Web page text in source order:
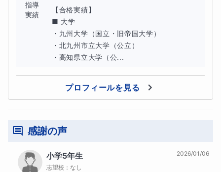
指導
実績
【合格実績】
■ 大学
・九州大学（国立・旧帝国大学）
・北九州市立大学（公立）
・高知県立大学（公...
プロフィールを見る
感謝の声
小学5年生
志望校： なし
2026/01/06